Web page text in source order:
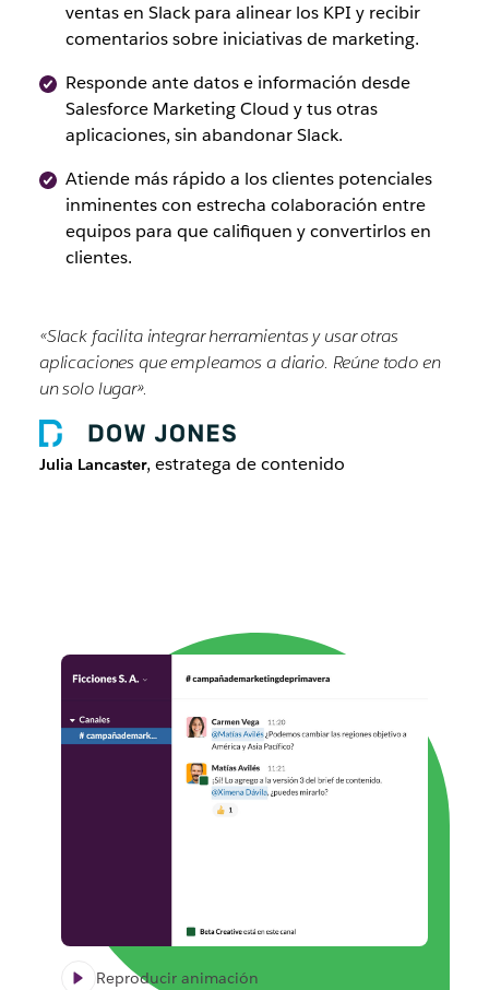
ventas en Slack para alinear los KPI y recibir
comentarios sobre iniciativas de marketing.
Responde ante datos e información desde
Salesforce Marketing Cloud y tus otras
aplicaciones, sin abandonar Slack.
Atiende más rápido a los clientes potenciales
inminentes con estrecha colaboración entre
equipos para que califiquen y convertirlos en
clientes.
«Slack facilita integrar herramientas y usar otras
aplicaciones que empleamos a diario. Reúne todo en
un solo lugar».
Julia Lancaster, estratega de contenido
Reproducir animación